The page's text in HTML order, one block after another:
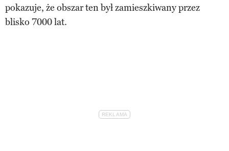
pokazuje, że obszar ten był zamieszkiwany przez
blisko 7000 lat.